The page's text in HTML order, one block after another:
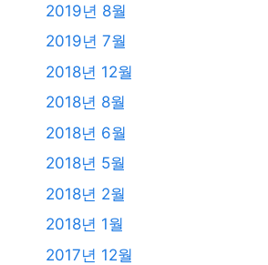
2019년 8월
2019년 7월
2018년 12월
2018년 8월
2018년 6월
2018년 5월
2018년 2월
2018년 1월
2017년 12월